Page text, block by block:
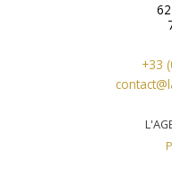
+33